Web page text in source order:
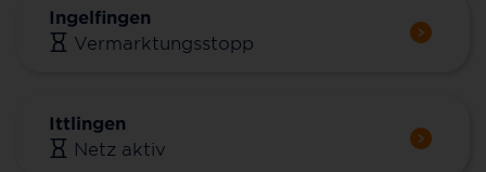
Ingelfingen
Vermarktungsstopp
Ittlingen
Netz aktiv